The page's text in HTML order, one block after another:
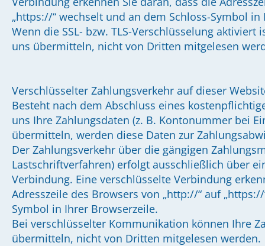
„https://“ wechselt und an dem Schloss-Symbol
Wenn die SSL- bzw. TLS-Verschlüsselung
uns übermitteln, nicht von Dritten mitgelesen
Verschlüsselter Zahlungsverkehr auf dieser
Besteht nach dem Abschluss eines
uns Ihre Zahlungsdaten (z. B. Kontonummer bei
übermitteln, werden diese Daten zur
Der Zahlungsverkehr über die gängigen
Lastschriftverfahren) erfolgt ausschließlich über
Verbindung. Eine verschlüsselte Verbindung
Adresszeile des Browsers von „http://“ auf
Symbol in Ihrer Browserzeile.
Bei verschlüsselter Kommunikation können Ihre
übermitteln, nicht von Dritten mitgelesen werden.